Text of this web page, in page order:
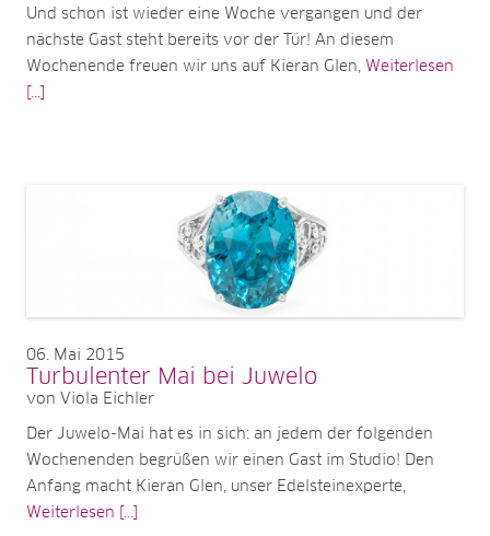
Und schon ist wieder eine Woche vergangen und der
nächste Gast steht bereits vor der Tür! An diesem
Wochenende freuen wir uns auf Kieran Glen, Weiterlesen
[...]
06 Mai 2015
Turbulenter Mai bei Juwelo
von Viola Eichler
Der Juwelo-Mai hat es in sich: an jedem der folgenden
Wochenenden begrüßen wir einen Gast im Studio! Den
Anfang macht Kieran Glen, unser Edelsteinexperte,
Weiterlesen [...]